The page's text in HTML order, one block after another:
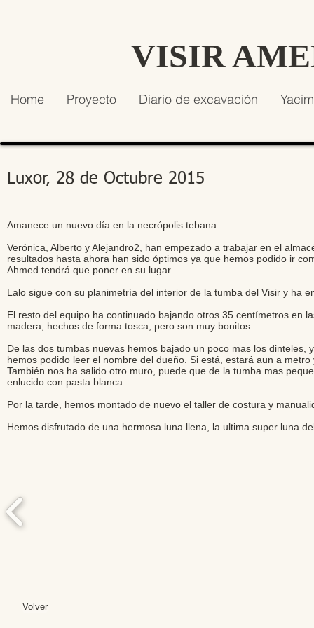
VISIR
Home Proyecto Diario de excavación
Luxor, 28 de Octubre 2015
Amanece un nuevo día en la necrópolis tebana.
Verónica, Alberto y Alejandro2, han empezado a trabajar en el
resultados hasta ahora han sido óptimos ya que hemos podido ir
Ahmed tendrá que poner en su lugar.
Lalo sigue con su planimetría del interior de la tumba del Visir y ha
El resto del equipo ha continuado bajando otros 35 centímetros en
madera, hechos de forma tosca, pero son muy bonitos.
De las dos tumbas nuevas hemos bajado un poco mas los
hemos podido leer el nombre del dueño. Si está, estará aun a metro
También nos ha salido otro muro, puede que de la tumba mas
enlucido con pasta blanca.
Por la tarde, hemos montado de nuevo el taller de costura y
Hemos disfrutado de una hermosa luna llena, la ultima super luna
Volver